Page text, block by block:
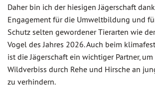
Daher bin ich der hiesigen Jägerschaft
Engagement für die Umweltbildung und
Schutz selten gewordener Tierarten wie
Vogel des Jahres 2026. Auch beim
ist die Jägerschaft ein wichtiger Partner,
Wildverbiss durch Rehe und Hirsche an
zu verhindern.